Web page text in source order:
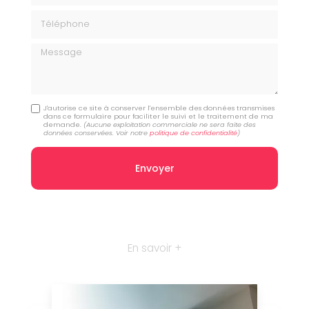
Message
J'autorise ce site à conserver l'ensemble des données transmises
dans ce formulaire pour faciliter le suivi et le traitement de ma
demande. (Aucune exploitation commerciale ne sera faite des
données conservées. Voir notrepolitique de confidentialité)
En savoir +